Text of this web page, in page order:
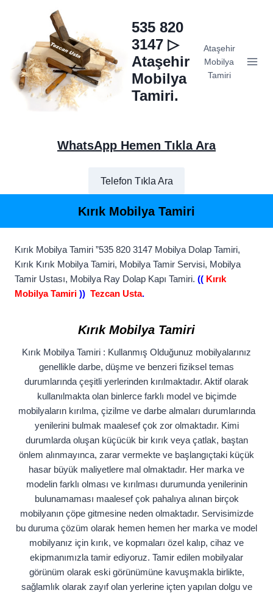
535 820
3147 ▷
Ataşehir
Mobilya
Tamiri.
Ataşehir
Mobilya
Tamiri
WhatsApp Hemen Tıkla Ara
Telefon Tıkla Ara
Kırık Mobilya Tamiri
Kırık Mobilya Tamiri ”535 820 3147 Mobilya Dolap Tamiri,
Kırık Kırık Mobilya Tamiri, Mobilya Tamir Servisi, Mobilya
Tamir Ustası, Mobilya Ray Dolap Kapı Tamiri. (( Kırık
Mobilya Tamiri )) Tezcan Usta.
Kırık Mobilya Tamiri
Kırık Mobilya Tamiri : Kullanmış Olduğunuz mobilyalarınız
genellikle darbe, düşme ve benzeri fiziksel temas
durumlarında çeşitli yerlerinden kırılmaktadır. Aktif olarak
kullanılmakta olan binlerce farklı model ve biçimde
mobilyaların kırılma, çizilme ve darbe almaları durumlarında
yenilerini bulmak maalesef çok zor olmaktadır. Kimi
durumlarda oluşan küçücük bir kırık veya çatlak, baştan
önlem alınmayınca, zarar vermekte ve başlangıçtaki küçük
hasar büyük maliyetlere mal olmaktadır. Her marka ve
modelin farklı olması ve kırılması durumunda yenilerinin
bulunamaması maalesef çok pahalıya alınan birçok
mobilyanın çöpe gitmesine neden olmaktadır. Servisimizde
bu duruma çözüm olarak hemen hemen her marka ve model
mobilyanız için kırık, ve kopmaları özel kalıp, cihaz ve
ekipmanımızla tamir ediyoruz. Tamir edilen mobilyalar
görünüm olarak eski görünümüne kavuşmakla birlikte,
sağlamlık olarak zayıf olan yerlerine içten yapılan dolgu ve